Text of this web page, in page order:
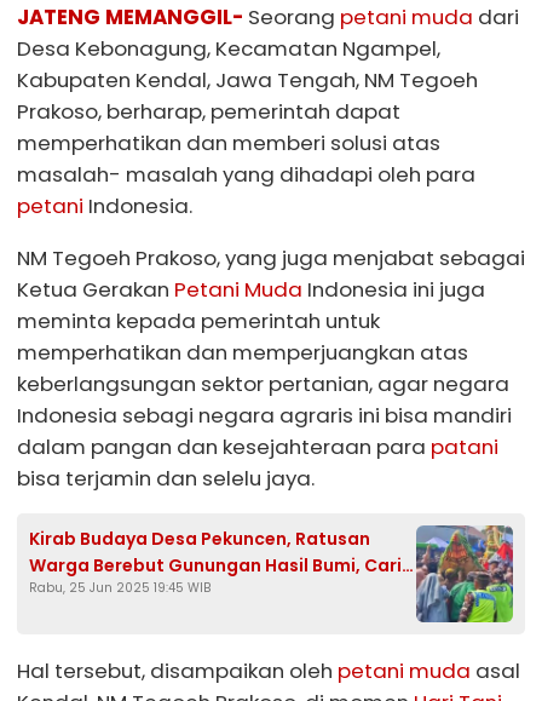
JATENG MEMANGGIL- Seorang petani muda dari
Desa Kebonagung, Kecamatan Ngampel,
Kabupaten Kendal, Jawa Tengah, NM Tegoeh
Prakoso, berharap, pemerintah dapat
memperhatikan dan memberi solusi atas
masalah- masalah yang dihadapi oleh para
petani Indonesia.
NM Tegoeh Prakoso, yang juga menjabat sebagai
Ketua Gerakan Petani Muda Indonesia ini juga
meminta kepada pemerintah untuk
memperhatikan dan memperjuangkan atas
keberlangsungan sektor pertanian, agar negara
Indonesia sebagi negara agraris ini bisa mandiri
dalam pangan dan kesejahteraan para patani
bisa terjamin dan selelu jaya.
Kirab Budaya Desa Pekuncen, Ratusan
Warga Berebut Gunungan Hasil Bumi, Cari
Keberkahan
Rabu, 25 Jun 2025 19:45 WIB
Hal tersebut, disampaikan oleh petani muda asal